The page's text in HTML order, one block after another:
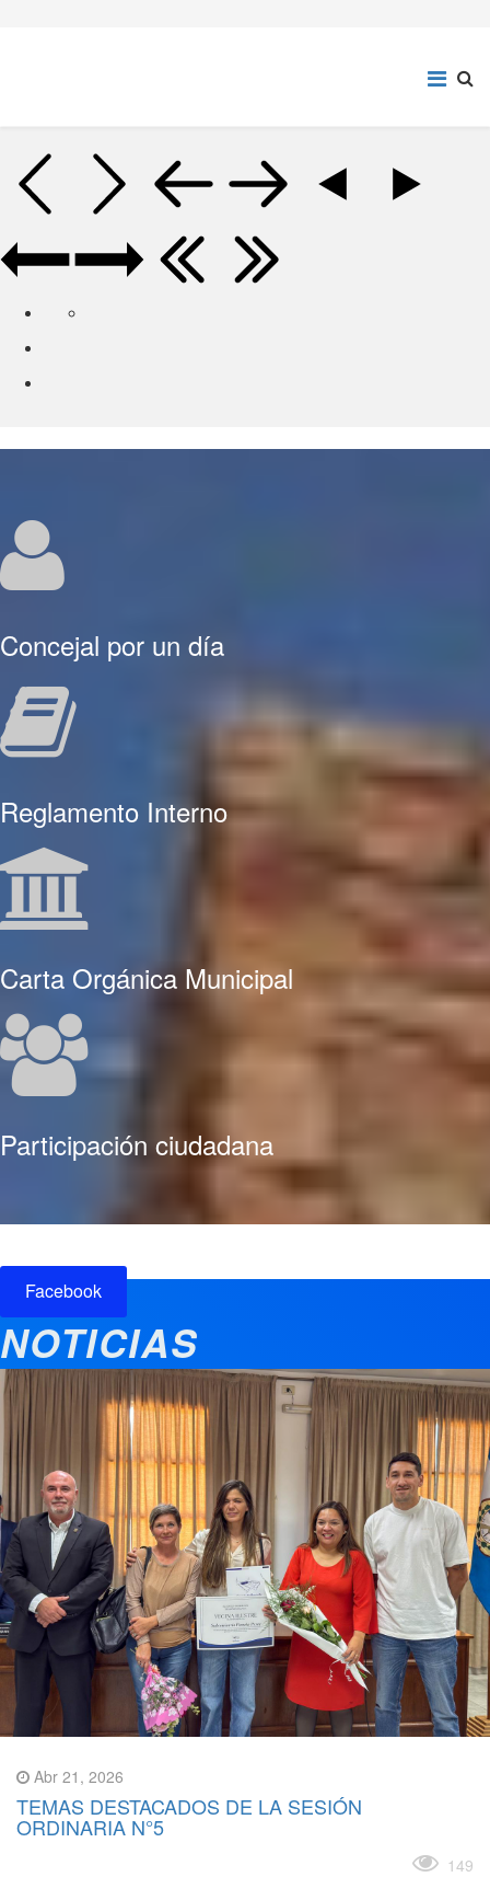
Concejal por un día
Reglamento Interno
Carta Orgánica Municipal
Participación ciudadana
Facebook
NOTICIAS
Abr 21, 2026
TEMAS DESTACADOS DE LA SESIÓN
ORDINARIA N°5
149